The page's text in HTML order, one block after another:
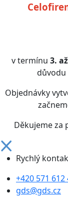
v termínu 3.
důvodu
Objednávky
Děkujeme za
Rychlý
+420 571 612
gds@gds.cz